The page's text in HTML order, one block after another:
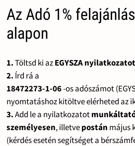
Az Adó 1%
alapon
1.Töltsd ki azEGYSZA nyilatkozatot
2. Írd rá a
18472273-1-06-os adószámot
nyomtatáshoz kitöltve elérheted az
3.Add le a nyilatkozatot
személyesen, illetvepostán május
(kérdés esetén segítséget a